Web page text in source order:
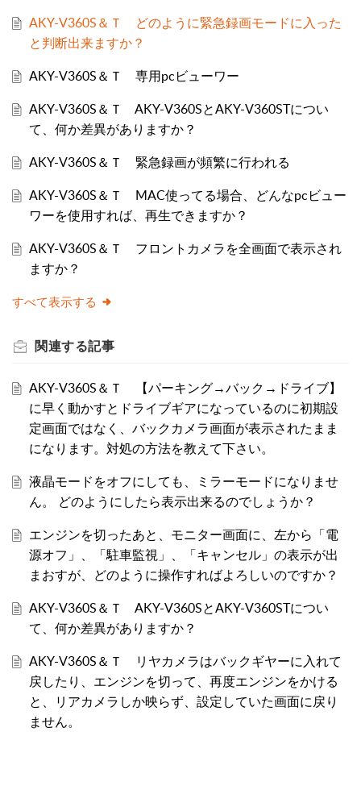
AKY-V360S＆Ｔ どのように緊急録画モードに入った
と判断出来ますか？
AKY-V360S＆Ｔ 専用pcビューワー
AKY-V360S＆Ｔ AKY-V360SとAKY-V360STについ
て、何か差異がありますか？
AKY-V360S＆Ｔ 緊急録画が頻繁に行われる
AKY-V360S＆Ｔ MAC使ってる場合、どんなpcビュー
ワーを使用すれば、再生できますか？
AKY-V360S＆Ｔ フロントカメラを全画面で表示され
ますか？
すべて表示する
関連する記事
AKY-V360S＆Ｔ 【パーキング→バック→ドライブ】
に早く動かすとドライブギアになっているのに初期設
定画面ではなく、バックカメラ画面が表示されたまま
になります。対処の方法を教えて下さい。
液晶モードをオフにしても、ミラーモードになりませ
ん。 どのようにしたら表示出来るのでしょうか？
エンジンを切ったあと、モニター画面に、左から「電
源オフ」、「駐車監視」、「キャンセル」の表示が出
まおすが、どのように操作すればよろしいのですか？
AKY-V360S＆Ｔ AKY-V360SとAKY-V360STについ
て、何か差異がありますか？
AKY-V360S＆Ｔ リヤカメラはバックギヤーに入れて
戻したり、エンジンを切って、再度エンジンをかける
と、リアカメラしか映らず、設定していた画面に戻り
ません。